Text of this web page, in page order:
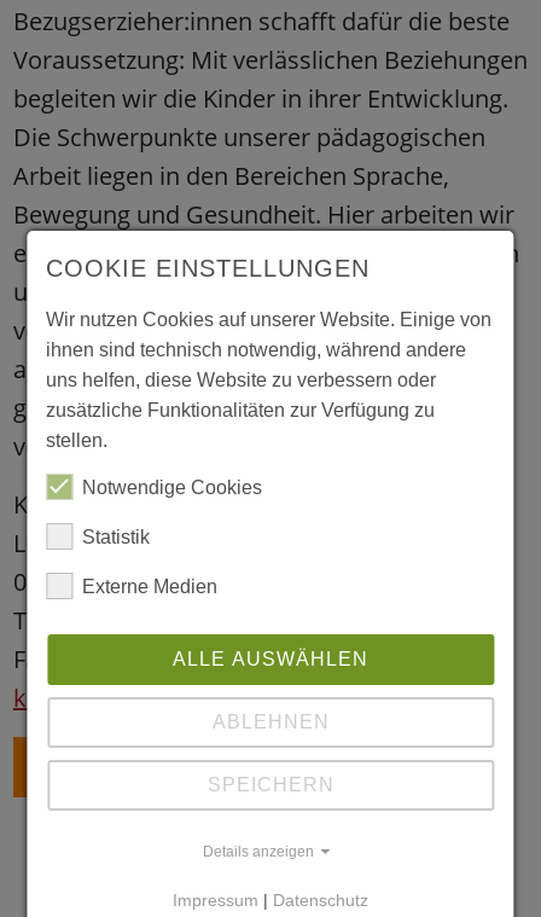
Bezugserzieher:innen schafft dafür die beste
Voraussetzung: Mit verlässlichen Beziehungen
begleiten wir die Kinder in ihrer Entwicklung.
Die Schwerpunkte unserer pädagogischen
Arbeit liegen in den Bereichen Sprache,
Bewegung und Gesundheit. Hier arbeiten wir
eng mit Partner:innen im Stadtteil zusammen
und vernetzen uns. Uns liegt der offene,
vertrauensvolle Austausch mit den Familien
am Herzen. Durch feste, vielfältige Angebote
gestalten wir unseren Kita-Alltag lebendig,
vertraut und gemeinschaftlich.
Kita Limbacher Weg
Limbacher Weg 28 - 30
01169 Dresden
Tel. 0351 4113383
Fax 0351 4113384
kita.limbacher@outlaw-ggmbh.de
ZURÜCK
COOKIE EINSTELLUNGEN
Wir nutzen Cookies auf unserer Website. Einige von
ihnen sind technisch notwendig, während andere
uns helfen, diese Website zu verbessern oder
zusätzliche Funktionalitäten zur Verfügung zu
stellen.
Notwendige Cookies
Statistik
Externe Medien
ALLE AUSWÄHLEN
ABLEHNEN
SPEICHERN
Details anzeigen
Impressum | Datenschutz